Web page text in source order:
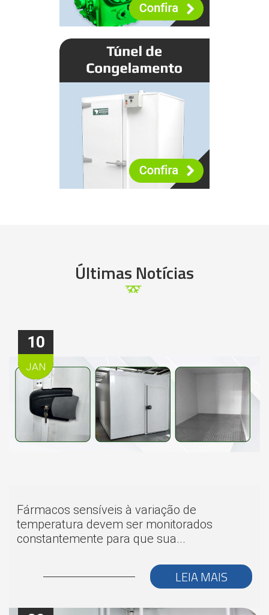
Últimas Notícias
10
JAN
Fármacos sensíveis à variação de
temperatura devem ser monitorados
constantemente para que sua...
LEIA MAIS